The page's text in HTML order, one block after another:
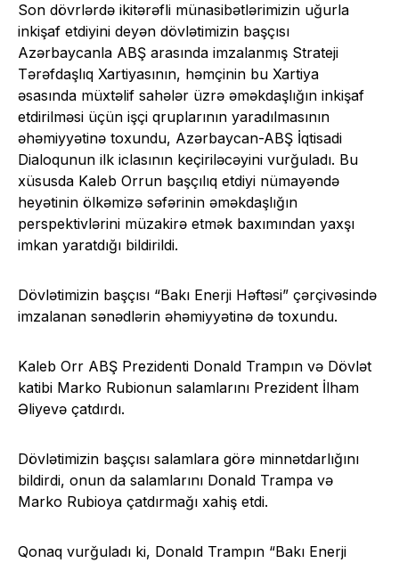
Son dövrlərdə ikitərəfli münasibətlərimizin uğurla
inkişaf etdiyini deyən dövlətimizin başçısı
Azərbaycanla ABŞ arasında imzalanmış Strateji
Tərəfdaşlıq Xartiyasının, həmçinin bu Xartiya
əsasında müxtəlif sahələr üzrə əməkdaşlığın inkişaf
etdirilməsi üçün işçi qruplarının yaradılmasının
əhəmiyyətinə toxundu, Azərbaycan-ABŞ İqtisadi
Dialoqunun ilk iclasının keçiriləcəyini vurğuladı. Bu
xüsusda Kaleb Orrun başçılıq etdiyi nümayəndə
heyətinin ölkəmizə səfərinin əməkdaşlığın
perspektivlərini müzakirə etmək baxımından yaxşı
imkan yaratdığı bildirildi.
Dövlətimizin başçısı “Bakı Enerji Həftəsi” çərçivəsində
imzalanan sənədlərin əhəmiyyətinə də toxundu.
Kaleb Orr ABŞ Prezidenti Donald Trampın və Dövlət
katibi Marko Rubionun salamlarını Prezident İlham
Əliyevə çatdırdı.
Dövlətimizin başçısı salamlara görə minnətdarlığını
bildirdi, onun da salamlarını Donald Trampa və
Marko Rubioya çatdırmağı xahiş etdi.
Qonaq vurğuladı ki, Donald Trampın “Bakı Enerji